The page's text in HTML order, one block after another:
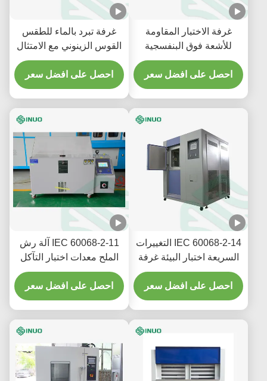
غرفة الاختبار المقاومة
للأشعة فوق البنفسجية
للشيخوخة المتسارعة للمواد
ASTM G154
احصل على افضل سعر
غرفة تبرد بالماء للطقس
القوس الزينوني مع الامتثال
لـ ISO 4892 ومساحة
التعرض 6500 سم2 لاختبار
البيئة
احصل على افضل سعر
IEC 60068-2-14 التغييرات
السريعة اختبار البيئة غرفة
اختبار الصدمة الحرارية
احصل على افضل سعر
IEC 60068-2-11 آلة رش
الملح معدات اختبار التآكل
المتسارعة
احصل على افضل سعر